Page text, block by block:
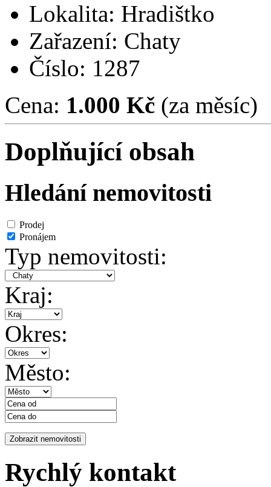
Lokalita: Hradištko
Zařazení: Chaty
Číslo: 1287
Cena: 1.000 Kč (za měsíc)
Doplňující obsah
Hledání nemovitosti
Prodej
Pronájem
Typ nemovitosti:
Kraj:
Okres:
Město:
Rychlý kontakt